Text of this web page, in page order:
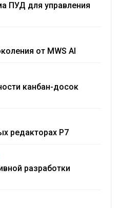
ПУД для управления
от MWS AI
канбан-досок
редакторах Р7
разработки